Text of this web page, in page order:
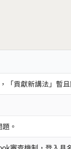
「貢獻新講法」暫且
。